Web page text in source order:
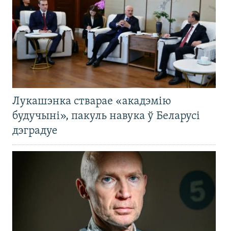
Лукашэнка стварае «акадэмію
будучыні», пакуль навука ў Беларусі
дэградуе